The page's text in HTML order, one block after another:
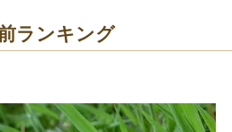
ランキング